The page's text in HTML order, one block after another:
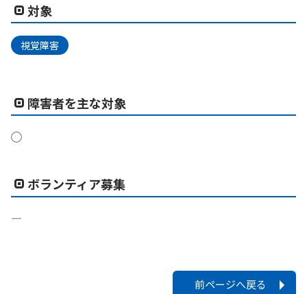
対象
視覚障害
障害者を主な対象
◯
ボランティア募集
―
前ページへ戻る